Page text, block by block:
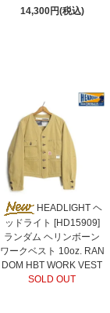
14,300円(税込)
HEADLIGHT ヘ
ッドライト [HD15909]
ランダム ヘリンボーン
ワークベスト 10oz. RAN
DOM HBT WORK VEST
SOLD OUT